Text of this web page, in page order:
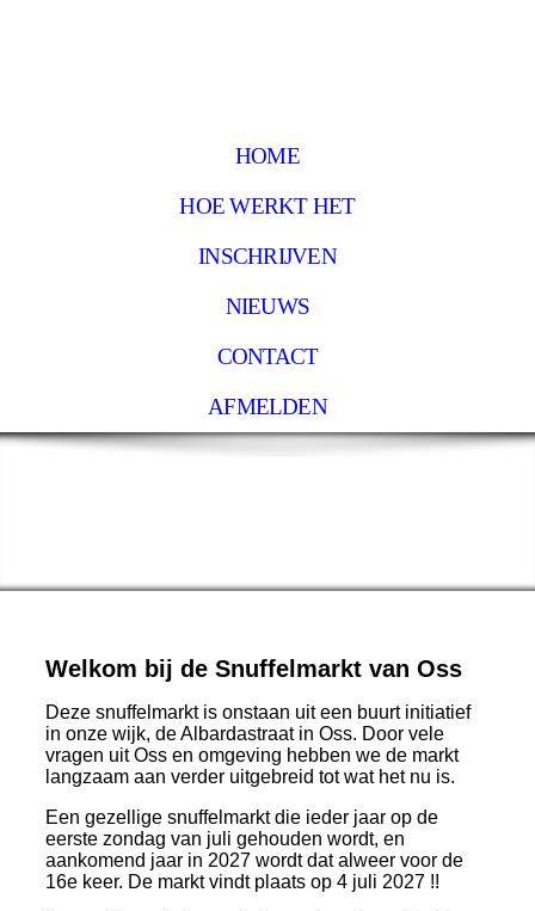
HOME
HOE WERKT HET
INSCHRIJVEN
NIEUWS
CONTACT
AFMELDEN
Welkom bij de Snuffelmarkt van Oss
Deze snuffelmarkt is onstaan uit een buurt initiatief
in onze wijk, de Albardastraat in Oss. Door vele
vragen uit Oss en omgeving hebben we de markt
langzaam aan verder uitgebreid tot wat het nu is.
Een gezellige snuffelmarkt die ieder jaar op de
eerste zondag van juli gehouden wordt, en
aankomend jaar in 2027 wordt dat alweer voor de
16e keer. De markt vindt plaats op 4 juli 2027 !!